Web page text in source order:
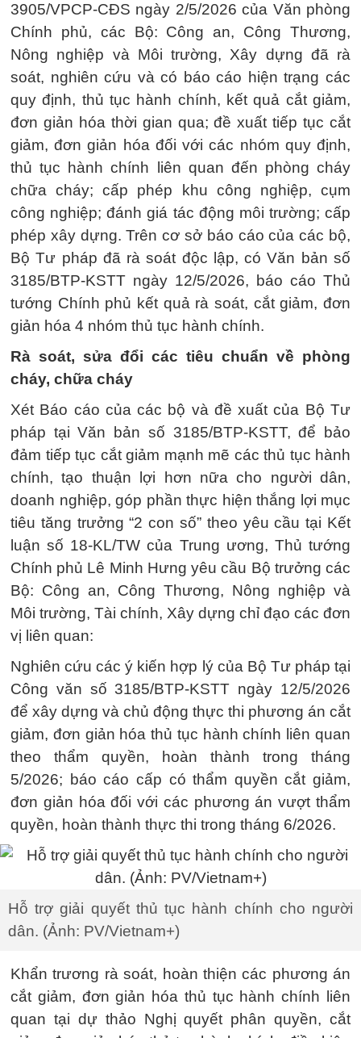
3905/VPCP-CĐS ngày 2/5/2026 của Văn phòng
Chính phủ, các Bộ: Công an, Công Thương,
Nông nghiệp và Môi trường, Xây dựng đã rà
soát, nghiên cứu và có báo cáo hiện trạng các
quy định, thủ tục hành chính, kết quả cắt giảm,
đơn giản hóa thời gian qua; đề xuất tiếp tục cắt
giảm, đơn giản hóa đối với các nhóm quy định,
thủ tục hành chính liên quan đến phòng cháy
chữa cháy; cấp phép khu công nghiệp, cụm
công nghiệp; đánh giá tác động môi trường; cấp
phép xây dựng. Trên cơ sở báo cáo của các bộ,
Bộ Tư pháp đã rà soát độc lập, có Văn bản số
3185/BTP-KSTT ngày 12/5/2026, báo cáo Thủ
tướng Chính phủ kết quả rà soát, cắt giảm, đơn
giản hóa 4 nhóm thủ tục hành chính.
Rà soát, sửa đổi các tiêu chuẩn về phòng
cháy, chữa cháy
Xét Báo cáo của các bộ và đề xuất của Bộ Tư
pháp tại Văn bản số 3185/BTP-KSTT, để bảo
đảm tiếp tục cắt giảm mạnh mẽ các thủ tục hành
chính, tạo thuận lợi hơn nữa cho người dân,
doanh nghiệp, góp phần thực hiện thắng lợi mục
tiêu tăng trưởng “2 con số” theo yêu cầu tại Kết
luận số 18-KL/TW của Trung ương, Thủ tướng
Chính phủ Lê Minh Hưng yêu cầu Bộ trưởng các
Bộ: Công an, Công Thương, Nông nghiệp và
Môi trường, Tài chính, Xây dựng chỉ đạo các đơn
vị liên quan:
Nghiên cứu các ý kiến hợp lý của Bộ Tư pháp tại
Công văn số 3185/BTP-KSTT ngày 12/5/2026
để xây dựng và chủ động thực thi phương án cắt
giảm, đơn giản hóa thủ tục hành chính liên quan
theo thẩm quyền, hoàn thành trong tháng
5/2026; báo cáo cấp có thẩm quyền cắt giảm,
đơn giản hóa đối với các phương án vượt thẩm
quyền, hoàn thành thực thi trong tháng 6/2026.
Hỗ trợ giải quyết thủ tục hành chính cho người
dân. (Ảnh: PV/Vietnam+)
Khẩn trương rà soát, hoàn thiện các phương án
cắt giảm, đơn giản hóa thủ tục hành chính liên
quan tại dự thảo Nghị quyết phân quyền, cắt